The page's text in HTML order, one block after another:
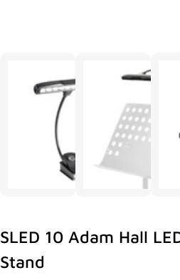
SLED 10 Adam Hall
Stand